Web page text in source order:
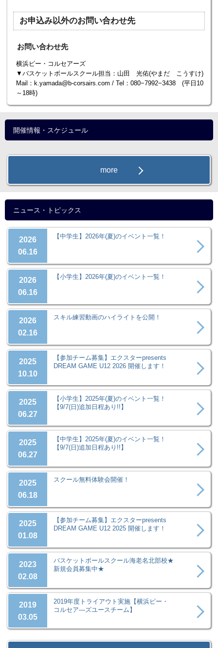
お申込み以外のお問い合わせ先
お問い合わせ先
横浜ビー・コルセアーズ
▼バスケットボールスクール担当：山田 光佑(やまだ こうすけ)
Mail：k.yamada@b-corsairs.com / Tel：080−7992−3438 (平日10
～18時)
開催情報・スケジュール
more
ニュース・トピックス
2026
06.16
【中学生】2026年(夏)のイベント一覧！
2026
06.16
【小学生】2026年(夏)のイベント一覧！
2026
02.16
スキル練習動画のハイライトを公開！
2025
10.10
【参加チーム募集】エクスターpresents
DREAM GAME U12 2026 開催します！
2025
06.27
【小学生】2025年(夏)のイベント一覧！
【9/7(日)追加日程あり!!】
2025
06.27
【中学生】2025年(夏)のイベント一覧！
【9/7(日)追加日程あり!!】
2025
06.18
スクール無料体験会開催！
2025
01.08
【参加チーム募集】エクスターpresents
DREAM GAME U12 2025 開催します！
2023
02.08
バスケットボールスクール海老名北部校★
新規会員募集中★
2019
03.05
2019年度トライアウト実施【横浜ビー・
コルセア―ズユースチーム】